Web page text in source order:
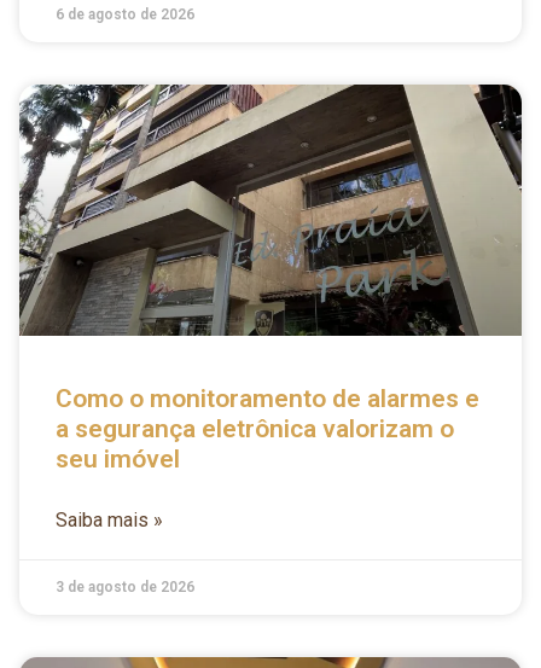
6 de agosto de 2026
Como o monitoramento de alarmes e
a segurança eletrônica valorizam o
seu imóvel
Saiba mais »
3 de agosto de 2026